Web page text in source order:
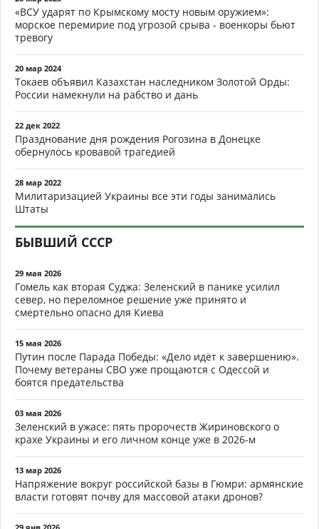
«ВСУ ударят по Крымскому мосту новым оружием»:
морское перемирие под угрозой срыва - военкоры бьют
тревогу
20 мар 2024
Токаев объявил Казахстан наследником Золотой Орды:
России намекнули на рабство и дань
22 дек 2022
Празднование дня рождения Рогозина в Донецке
обернулось кровавой трагедией
28 мар 2022
Милитаризацией Украины все эти годы занимались
Штаты
БЫВШИЙ СССР
29 мая 2026
Гомель как вторая Суджа: Зеленский в панике усилил
север, но переломное решение уже принято и
смертельно опасно для Киева
15 мая 2026
Путин после Парада Победы: «Дело идёт к завершению».
Почему ветераны СВО уже прощаются с Одессой и
боятся предательства
03 мая 2026
Зеленский в ужасе: пять пророчеств Жириновского о
крахе Украины и его личном конце уже в 2026-м
13 мар 2026
Напряжение вокруг российской базы в Гюмри: армянские
власти готовят почву для массовой атаки дронов?